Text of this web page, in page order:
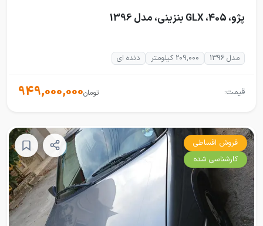
پژو، 405، GLX بنزینی، مدل 1396
مدل 1396 209,000 کیلومتر دنده ای
قیمت: 949,000,000تومان
فروش اقساطی
کارشناسی شده